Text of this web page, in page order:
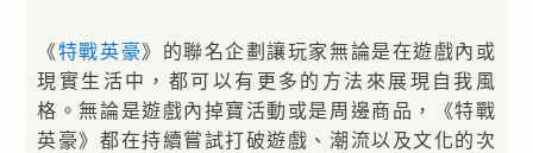
《特戰英豪》的聯名企劃讓玩家無論是在遊戲內或
現實生活中，都可以有更多的方法來展現自我風
格。無論是遊戲內掉寶活動或是周邊商品，《特戰
英豪》都在持續嘗試打破遊戲、潮流以及文化的次